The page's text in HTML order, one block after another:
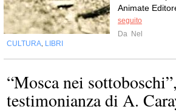
Animate
seguito
Da Nel
CULTURA LIBRI
“Mosca nei
testimonianza di A.